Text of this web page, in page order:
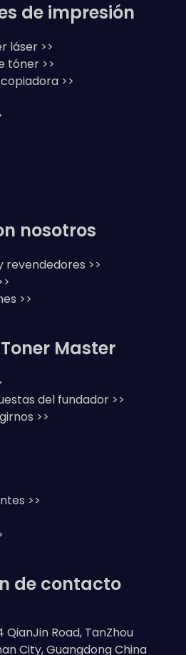
de impresión
láser >>
tóner >>
>>
nosotros
revendedores >>
>>
Master
del fundador >>
>>
>>
de contacto
Road, TanZhou
City, Guangdong China